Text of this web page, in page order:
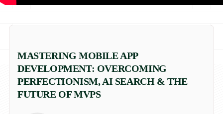
MASTERING MOBILE APP
DEVELOPMENT: OVERCOMING
PERFECTIONISM, AI SEARCH & THE
FUTURE OF MVPS